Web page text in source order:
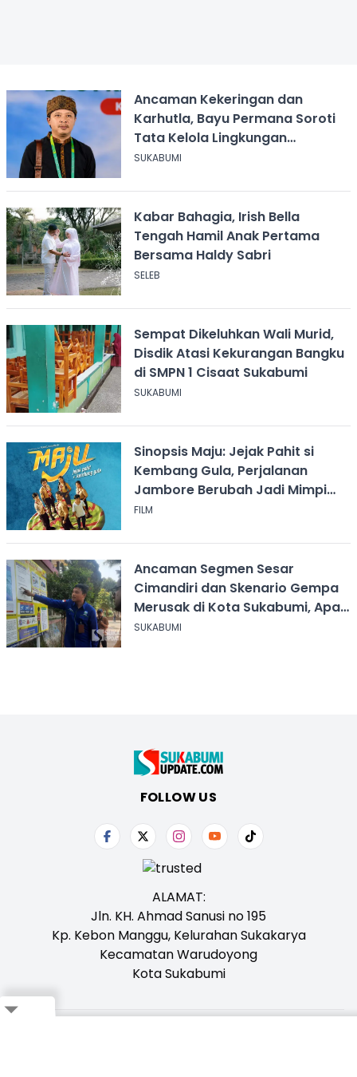
Ancaman Kekeringan dan
Karhutla, Bayu Permana Soroti
Tata Kelola Lingkungan
Sukabumi
SUKABUMI
Kabar Bahagia, Irish Bella
Tengah Hamil Anak Pertama
Bersama Haldy Sabri
SELEB
Sempat Dikeluhkan Wali Murid,
Disdik Atasi Kekurangan Bangku
di SMPN 1 Cisaat Sukabumi
SUKABUMI
Sinopsis Maju: Jejak Pahit si
Kembang Gula, Perjalanan
Jambore Berubah Jadi Mimpi
Buruk
FILM
Ancaman Segmen Sesar
Cimandiri dan Skenario Gempa
Merusak di Kota Sukabumi, Apa
yang Harus Dilakukan?
SUKABUMI
FOLLOW US
ALAMAT:
Jln. KH. Ahmad Sanusi no 195
Kp. Kebon Manggu, Kelurahan Sukakarya
Kecamatan Warudoyong
Kota Sukabumi